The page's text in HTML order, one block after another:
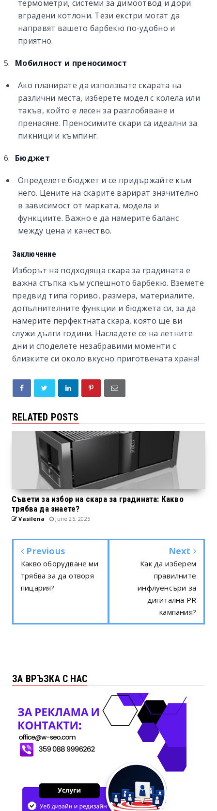
термометри, системи за димоотвод и дори
вградени котлони. Тези екстри могат да
направят вашето барбекю по-удобно и
приятно.
Мобилност и преносимост
Ако планирате да използвате скарата на
различни места, изберете модел с колела или
такъв, който е лесен за разглобяване и
пренасяне. Преносимите скари са идеални за
пикници и къмпинг.
Бюджет
Определете бюджет и се придържайте към
него. Цените на скарите варират значително
в зависимост от марката, модела и
функциите. Важно е да намерите баланс
между цена и качество.
Заключение
Изборът на подходяща скара за градината е
важна стъпка към успешното барбекю. Вземете
предвид типа гориво, размера, материалите,
допълнителните функции и бюджета си, за да
намерите перфектната скара, която ще ви
служи дълги години. Насладете се на летните
дни и споделете незабравими моменти с
близките си около вкусно приготвената храна!
RELATED POSTS
Съвети за избор на скара за градината: Какво
трябва да знаете?
Vasilena June 25, 2025
Previous
Какво оборудване ми
трябва за да отворя
пицария?
Next
Как да изберем
правилните
инфлуенсъри за
дигитална PR
кампания?
ЗА ВРЪЗКА С НАС